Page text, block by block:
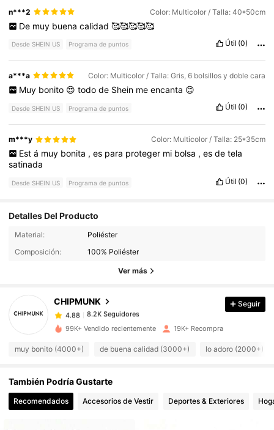
n***2 Color: Multicolor / Talla: 40*50cm
De muy buena calidad 🥰🥰🥰🥰🥰
Desde SHEIN US Programa de puntos Útil (0)
a***a Color: Multicolor / Talla: Gris, 6 bolsillos y doble cara
Muy bonito 😍 todo de Shein me encanta 😊
Desde SHEIN US Programa de puntos Útil (0)
m***y Color: Multicolor / Talla: 25*35cm
Est á muy bonita , es para proteger mi bolsa , es de tela
satinada
Desde SHEIN US Programa de puntos Útil (0)
Detalles Del Producto
Material:
Poliéster
Composición:
100% Poliéster
Ver más
CHIPMUNK
8.2K Seguidores
8.2K Seguidores
4.88 8.2K Seguidores
4.88 8.2K Seguidores
4.88
Seguir
99K+ Vendido recientemente 19K+ Recompra
muy bonito (4000+) de buena calidad (3000+) lo adoro (2000+)
También Podría Gustarte
Recomendados Accesorios de Vestir Deportes & Exteriores